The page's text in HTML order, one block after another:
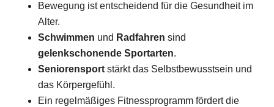
Bewegung ist entscheidend für die Gesundheit im
Alter.
Schwimmen und Radfahren sind
gelenkschonende Sportarten.
Seniorensport stärkt das Selbstbewusstsein und
das Körpergefühl.
Ein regelmäßiges Fitnessprogramm fördert die